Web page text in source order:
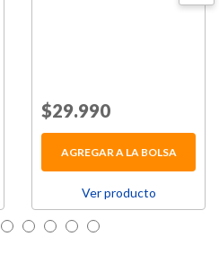
Price reduced from
$29.990
AGREGAR A LA BOLSA
Ver producto